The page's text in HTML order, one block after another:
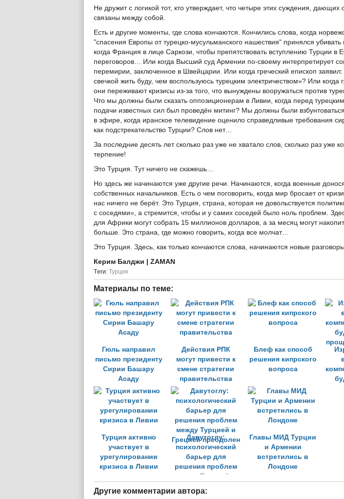
Не дружит с логикой тот, кто утверждает, что четыре этих суждения, дающих
связаны между собой.
Есть и другие моменты, где слова кончаются. Кончились слова, когда
"спасения Европы от турецко-мусульманского нашествия" принялся
когда Франция в лице Саркози, чтобы препятствовать вступлению Турции в
переговоров… Или когда Высший суд Армении по-своему интерпретирует
перемирии, заключенное в Швейцарии. Или когда греческий епископ
свечкой жить буду, чем воспользуюсь турецким электричеством»? Или когда
они переживают кризисы из-за того, что вынуждены вооружаться против
Что мы должны были сказать оппозиционерам в Ливии, когда перед
подачи известных сил был проведён митинг? Мы должны были
в эфире, когда иранское телевидение оценило справедливые требования
как подстрекательство Турции? Слов нет…
За последние десять лет сколько раз уже не хватало слов, сколько раз уже
терпение!
Это Турция. Тут ничего не скажешь…
Но здесь же начинаются уже другие речи. Начинаются, когда военные
собственных начальников. Есть о чем поговорить, когда мир бросает от
нас ничего не берёт. Это Турция, страна, которая не довольствуется
с соседями», а стремится, чтобы и у самих соседей было ноль проблем.
для Африки могут собрать 15 миллионов долларов, а за месяц могут
больше. Это страна, где можно говорить, когда все молчат…
Это Турция. Здесь, как только кончаются слова, начинаются новые
Керим Балджи
| ZAMAN
Tеги: Турция
Материалы по теме:
Гюль направил
письмо президенту
Сирии Башару
Асаду
Действия РПК
могут привести к
смене стратегии
правительства
Блеф как способ
решения кипрского
вопроса
Турция активно
участвует в
урегулировании
кризиса в Ливии
Давутоглу:
психологический
барьер для
решения проблем
между Турцией и
Главы МИД Турции
и Армении
встретились в
Лондоне
Другие комментарии автора: